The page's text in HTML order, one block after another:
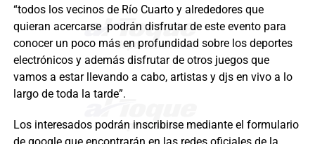
“todos los vecinos de Río Cuarto y alrededores que
quieran acercarse podrán disfrutar de este evento para
conocer un poco más en profundidad sobre los deportes
electrónicos y además disfrutar de otros juegos que
vamos a estar llevando a cabo, artistas y djs en vivo a lo
largo de toda la tarde”.
Los interesados podrán inscribirse mediante el formulario